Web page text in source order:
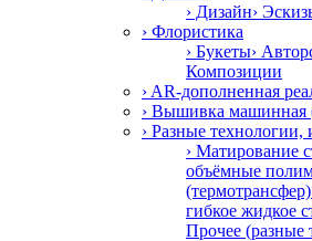
› Дизайн›
› Флористика
› Букеты›
Композиции
› AR-дополненная
› Вышивка машинная
› Разные технологии,
› Матирование
объёмные
(термотрансфер)
гибкое жидкое
Прочее (разные